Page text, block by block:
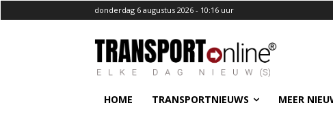
donderdag 6 augustus 2026 - 10:16 uur
HOME TRANSPORTNIEUWS MEER